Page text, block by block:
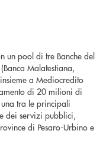
un pool di tre Banche del
Malatestiana,
a Mediocredito
di 20 milioni di
tra le principali
dei servizi pubblici,
di Pesaro-Urbino e